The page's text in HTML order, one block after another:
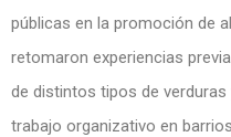
públicas en la promoción de
retomaron experiencias
de distintos tipos de
trabajo organizativo en